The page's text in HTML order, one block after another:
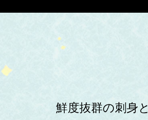
鮮度抜群の刺身と